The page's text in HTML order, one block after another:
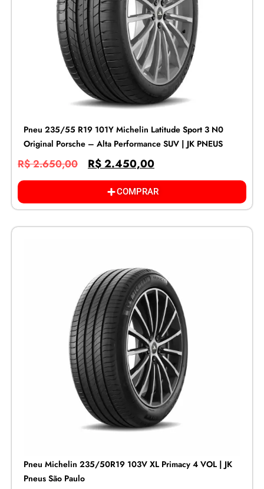
Pneu 235/55 R19 101Y Michelin Latitude Sport 3 N0
Original Porsche – Alta Performance SUV | JK PNEUS
R$2.650,00 R$2.450,00
COMPRAR
Pneu Michelin 235/50R19 103V XL Primacy 4 VOL | JK
Pneus São Paulo